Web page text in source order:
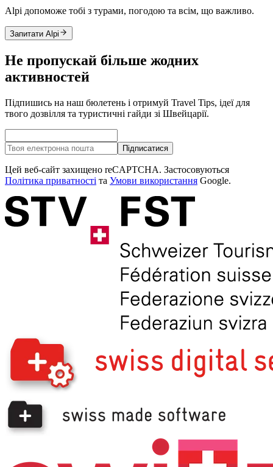
Alpi допоможе тобі з турами, погодою та всім, що важливо.
Запитати Alpi
Не пропускай більше жодних
активностей
Підпишись на наш бюлетень і отримуй Travel Tips, ідеї для
твого дозвілля та туристичні гайди зі Швейцарії.
Підписатися
Цей веб-сайт захищено reCAPTCHA. Застосовуються
Політика приватності та Умови використання Google.